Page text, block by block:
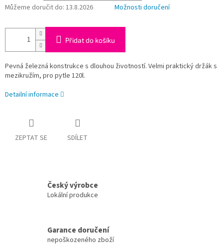
Můžeme doručit do: 13.8.2026 Možnosti doručení
Přidat do košíku
Pevná železná konstrukce s dlouhou životností. Velmi praktický držák s
mezikružím, pro pytle 120l.
Detailní informace
ZEPTAT SE SDÍLET
Český výrobce
Lokální produkce
Garance doručení
nepoškozeného zboží